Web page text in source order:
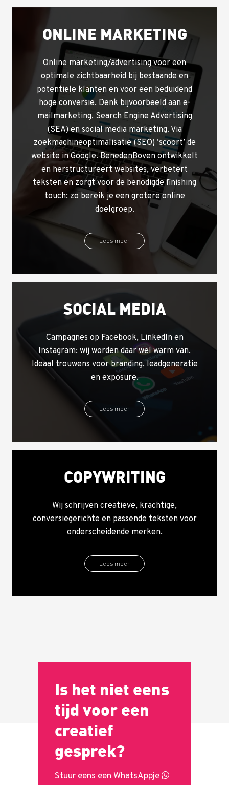
ONLINE MARKETING
Online marketing/advertising voor een
optimale zichtbaarheid bij bestaande en
potentiële klanten en voor een beduidend
hoge conversie. Denk bijvoorbeeld aan e-
mailmarketing, Search Engine Advertising
(SEA) en social media marketing. Via
zoekmachineoptimalisatie (SEO) ‘scoort’ de
website in Google. BenedenBoven ontwikkelt
en herstructureert websites, verbetert
teksten en zorgt voor de benodigde finishing
touch: zo bereik je een grotere online
doelgroep.
Lees meer
SOCIAL MEDIA
Campagnes op Facebook, LinkedIn en
Instagram: wij worden daar wel warm van.
Ideaal trouwens voor branding, leadgeneratie
en exposure.
Lees meer
COPYWRITING
Wij schrijven creatieve, krachtige,
conversiegerichte en passende teksten voor
onderscheidende merken.
Lees meer
Is het niet eens
tijd voor een
creatief
gesprek?
Stuur eens een WhatsAppje